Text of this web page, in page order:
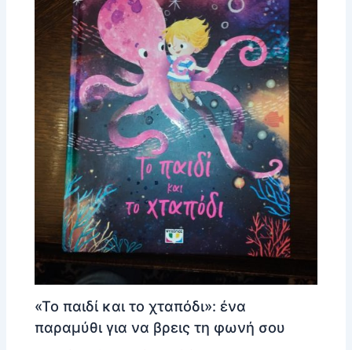
«Το παιδί και το χταπόδι»: ένα
παραμύθι για να βρεις τη φωνή σου